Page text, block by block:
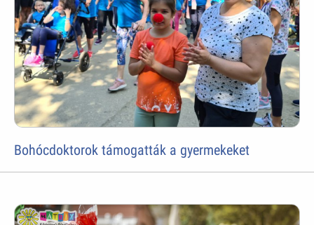
Bohócdoktorok támogatták a gyermekeket